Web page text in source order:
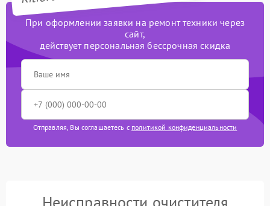
При оформлении заявки на ремонт техники через
сайт,
действует персональная бессрочная скидка
Отправляя, Вы соглашаетесь с политикой конфиденциальности